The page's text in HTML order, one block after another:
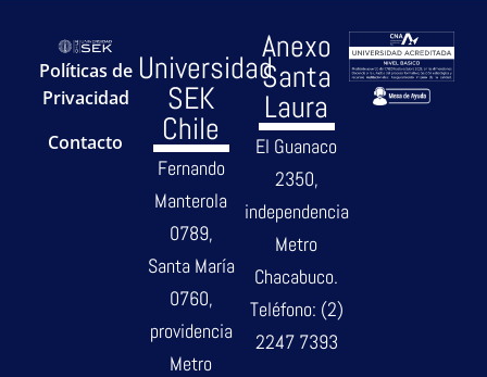
Políticas de
Privacidad
Contacto
Universidad
SEK
Chile
Fernando
Manterola
0789,
Santa María
0760,
providencia
Metro
Anexo
Santa
Laura
El Guanaco
2350,
independencia
Metro
Chacabuco.
Teléfono: (2)
2247 7393